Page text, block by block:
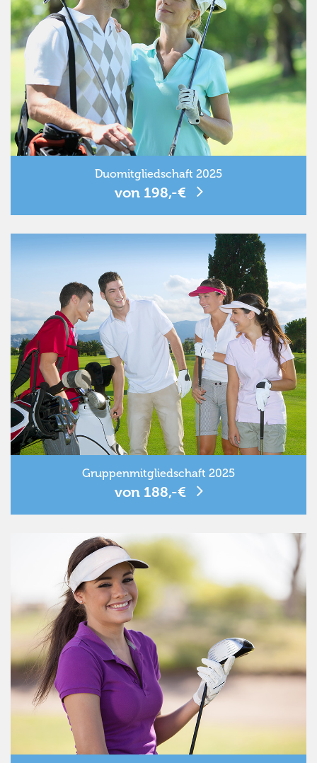
Duomitgliedschaft 2025
von 198,-€
Gruppenmitgliedschaft 2025
von 188,-€